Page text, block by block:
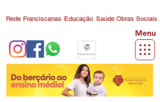
Rede Franciscanas Educação Saúde Obras Sociais
Menu